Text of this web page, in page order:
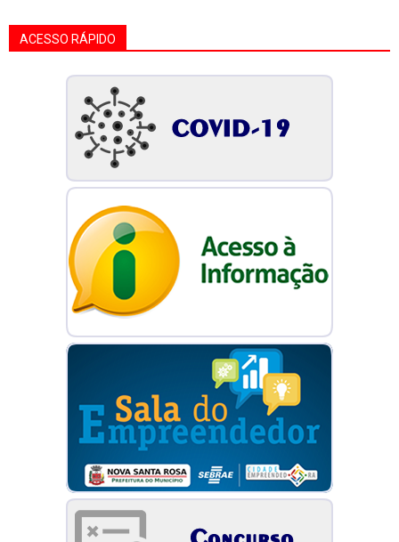
ACESSO RÁPIDO